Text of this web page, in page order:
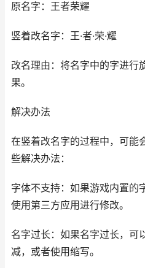
原名字：王者荣耀
竖着改名字：王·者·荣·耀
改名理由：将名字中的字进行
果。
解决办法
在竖着改名字的过程中，可能
些解决办法：
字体不支持：如果游戏内置的
使用第三方应用进行修改。
名字过长：如果名字过长，可
减，或者使用缩写。